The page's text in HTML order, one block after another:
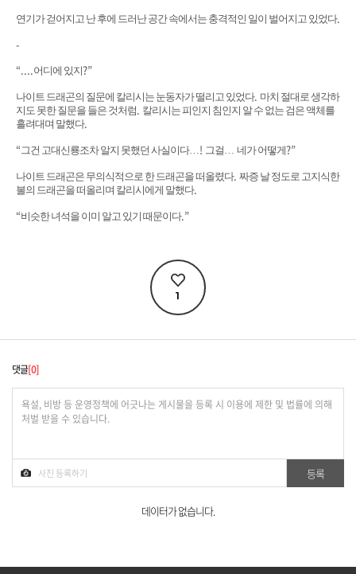
연기가 걷어지고 난 후에 드러난 공간 속에서는 충격적인 일이 벌어지고 있었다.
-
“....어디에 있지?”
나이트 드래곤의 질문에 칼리시는 눈동자가 떨리고 있었다. 마치 절대로 생각하
지도 못한 질문을 들은 것처럼. 칼리시는 피인지 침인지 알 수 없는 검은 액체를
흘려대며 말했다.
“그건 고대신룡조차 알지 못했던 사실이다…! 그걸… 네가 어떻게?”
나이트 드래곤은 무의식적으로 한 드래곤을 떠올렸다. 짜증 날 정도로 고지식한
불의 드래곤을 떠올리며 칼리시에게 말했다.
“비슷한 녀석을 이미 알고 있기 때문이다.”
1
댓글 0
데이터가 없습니다.